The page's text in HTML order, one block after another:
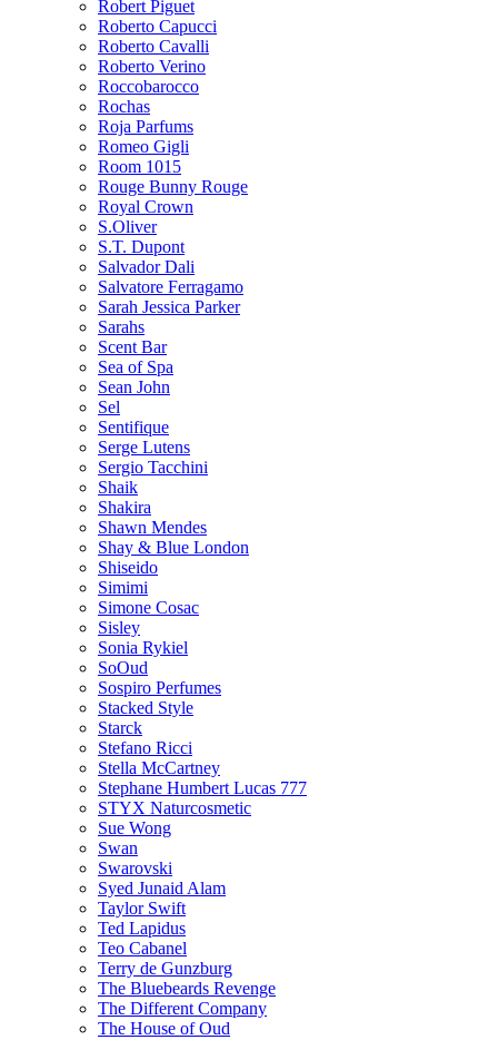
Robert Piguet
Roberto Capucci
Roberto Cavalli
Roberto Verino
Roccobarocco
Rochas
Roja Parfums
Romeo Gigli
Room 1015
Rouge Bunny Rouge
Royal Crown
S.Oliver
S.T. Dupont
Salvador Dali
Salvatore Ferragamo
Sarah Jessica Parker
Sarahs
Scent Bar
Sea of Spa
Sean John
Sel
Sentifique
Serge Lutens
Sergio Tacchini
Shaik
Shakira
Shawn Mendes
Shay & Blue London
Shiseido
Simimi
Simone Cosac
Sisley
Sonia Rykiel
SoOud
Sospiro Perfumes
Stacked Style
Starck
Stefano Ricci
Stella McCartney
Stephane Humbert Lucas 777
STYX Naturсosmetic
Sue Wong
Swan
Swarovski
Syed Junaid Alam
Taylor Swift
Ted Lapidus
Teo Cabanel
Terry de Gunzburg
The Bluebeards Revenge
The Different Company
The House of Oud